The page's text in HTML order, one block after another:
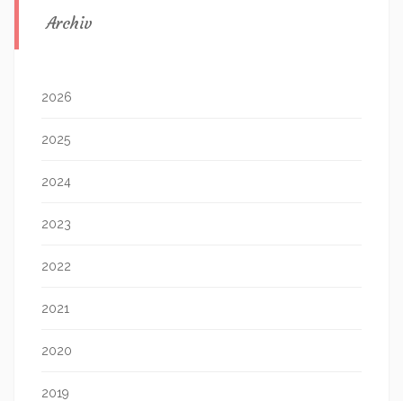
Archiv
2026
2025
2024
2023
2022
2021
2020
2019